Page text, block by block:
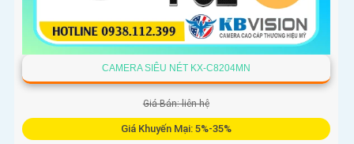
CAMERA SIÊU NÉT KX-C8204MN
Giá Bán: liên hệ
Giá Khuyến Mại: 5%-35%